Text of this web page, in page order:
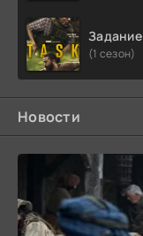
Задание
(1 сезон)
Новости